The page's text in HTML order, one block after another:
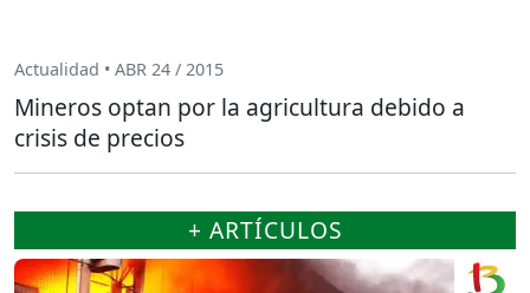
Actualidad • ABR 24 / 2015
Mineros optan por la agricultura debido a
crisis de precios
+ ARTÍCULOS